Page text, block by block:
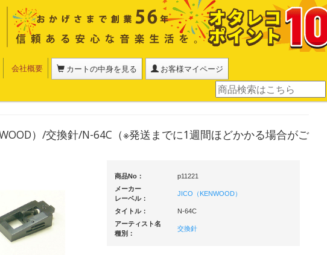
会社概要 カートの中身を見る お客様マイページ
）/交換針/N-64C（※発送までに1週間ほどかかる場合がご
商品No：
p11221
メーカー
レーベル：
JICO（KENWOOD）
タイトル：
N-64C
アーティスト名
種別：
交換針